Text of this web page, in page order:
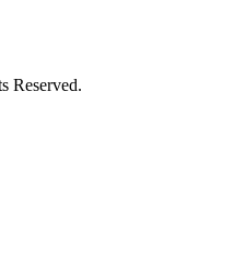
Reserved.